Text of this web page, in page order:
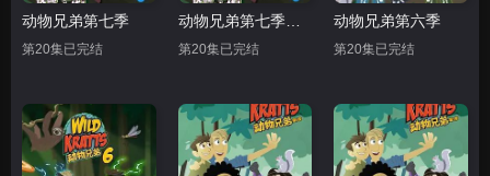
动物兄弟第七季
第20集已完结
动物兄弟第七季中文配音
第20集已完结
动物兄弟第六季
第20集已完结